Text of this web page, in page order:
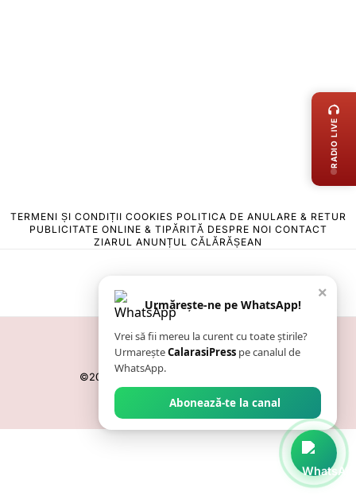
TERMENI ȘI CONDIȚII COOKIES POLITICA DE ANULARE & RETUR
PUBLICITATE ONLINE & TIPĂRITĂ DESPRE NOI CONTACT
ZIARUL ANUNȚUL CĂLĂRĂȘEAN
©2026 - Toate drepturile sunt rezervate.
×
Urmărește-ne pe WhatsApp!
Vrei să fii mereu la curent cu toate știrile?
UrmareșteCalarasiPress pe canalul de
WhatsApp.
Abonează-te la canal
RADIO LIVE